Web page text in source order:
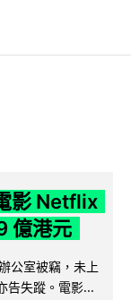
影 Netflix
億港元
公室被竊，未上
告失蹤。電影...